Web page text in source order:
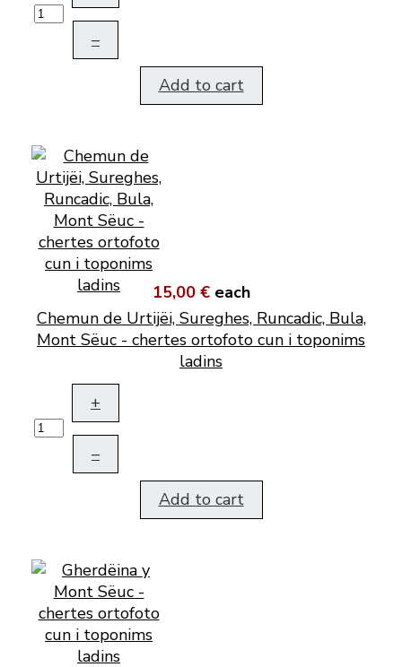
–
Add to cart
15,00 € each
Chemun de Urtijëi, Sureghes, Runcadic, Bula,
Mont Sëuc - chertes ortofoto cun i toponims
ladins
+
–
Add to cart